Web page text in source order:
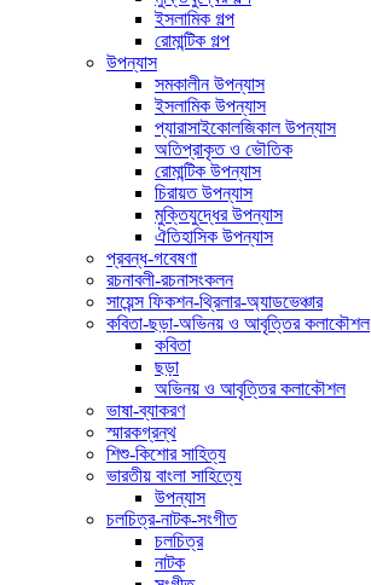
ইসলামিক গল্প
রোমান্টিক গল্প
উপন্যাস
সমকালীন উপন্যাস
ইসলামিক উপন্যাস
প্যারাসাইকোলজিকাল উপন্যাস
অতিপ্রাকৃত ও ভৌতিক
রোমান্টিক উপন্যাস
চিরায়ত উপন্যাস
মুক্তিযুদ্ধের উপন্যাস
ঐতিহাসিক উপন্যাস
প্রবন্ধ-গবেষণা
রচনাবলী-রচনাসংকলন
সায়েন্স ফিকশন-থ্রিলার-অ্যাডভেঞ্চার
কবিতা-ছড়া-অভিনয় ও আবৃত্তির কলাকৌশল
কবিতা
ছড়া
অভিনয় ও আবৃত্তির কলাকৌশল
ভাষা-ব্যাকরণ
স্মারকগ্রন্থ
শিশু-কিশোর সাহিত্য
ভারতীয় বাংলা সাহিত্যে
উপন্যাস
চলচিত্র-নাটক-সংগীত
চলচিত্র
নাটক